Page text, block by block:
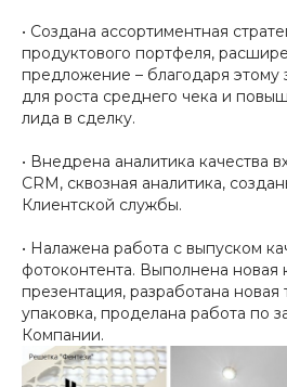
• Создана ассортиментная
продуктового портфеля,
предложение – благодаря этому
для роста среднего чека и
лида в сделку.
• Внедрена аналитика качества
CRM, сквозная аналитика,
Клиентской службы.
• Налажена работа с выпуском
фотоконтента. Выполнена новая
презентация, разработана новая
упаковка, проделана работа по
Компании.